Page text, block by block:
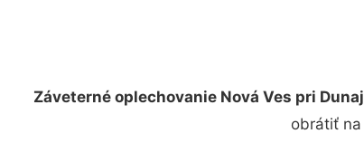
Záveterné oplechovanie Nová Ves pri
obrátiť